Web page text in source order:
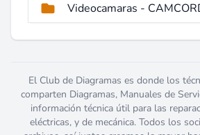
Videocamaras -
El Club de Diagramas es donde los
comparten Diagramas, Manuales de
información técnica útil para las
eléctricas, y de mecánica. Todos los